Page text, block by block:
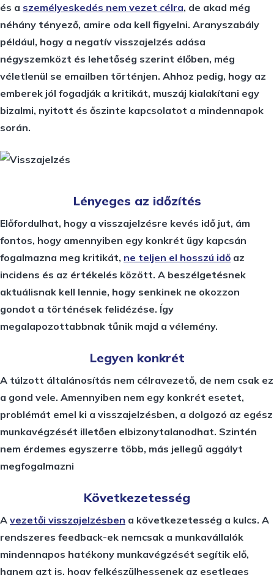
és a személyeskedés nem vezet célra, de akad még
néhány tényező, amire oda kell figyelni. Aranyszabály
például, hogy a negatív visszajelzés adása
négyszemközt és lehetőség szerint élőben, még
véletlenül se emailben történjen. Ahhoz pedig, hogy az
emberek jól fogadják a kritikát, muszáj kialakítani egy
bizalmi, nyitott és őszinte kapcsolatot a mindennapok
során.
Lényeges az időzítés
Előfordulhat, hogy a visszajelzésre kevés idő jut, ám
fontos, hogy amennyiben egy konkrét ügy kapcsán
fogalmazna meg kritikát, ne teljen el hosszú idő az
incidens és az értékelés között. A beszélgetésnek
aktuálisnak kell lennie, hogy senkinek ne okozzon
gondot a történések felidézése. Így
megalapozottabbnak tűnik majd a vélemény.
Legyen konkrét
A túlzott általánosítás nem célravezető, de nem csak ez
a gond vele. Amennyiben nem egy konkrét esetet,
problémát emel ki a visszajelzésben, a dolgozó az egész
munkavégzését illetően elbizonytalanodhat. Szintén
nem érdemes egyszerre több, más jellegű aggályt
megfogalmazni
Következetesség
A vezetői visszajelzésben a következetesség a kulcs. A
rendszeres feedback-ek nemcsak a munkavállalók
mindennapos hatékony munkavégzését segítik elő,
hanem azt is, hogy felkészülhessenek az esetleges